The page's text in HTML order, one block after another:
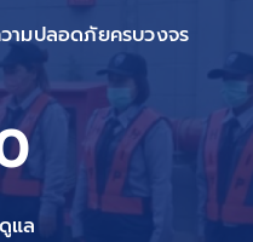
ามปลอดภัยครบวงจร
แล